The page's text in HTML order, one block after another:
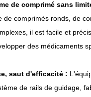
de comprimé sans
de comprimés ronds, de
il est facile et
des médicaments
saut d'efficacité :
de rails de guidage,